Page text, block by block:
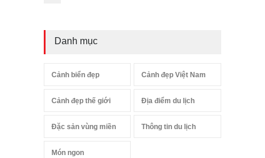
Danh mục
Cảnh biển đẹp Cảnh đẹp Việt Nam
Cảnh đẹp thế giới Địa điểm du lịch
Đặc sản vùng miền Thông tin du lịch
Món ngon